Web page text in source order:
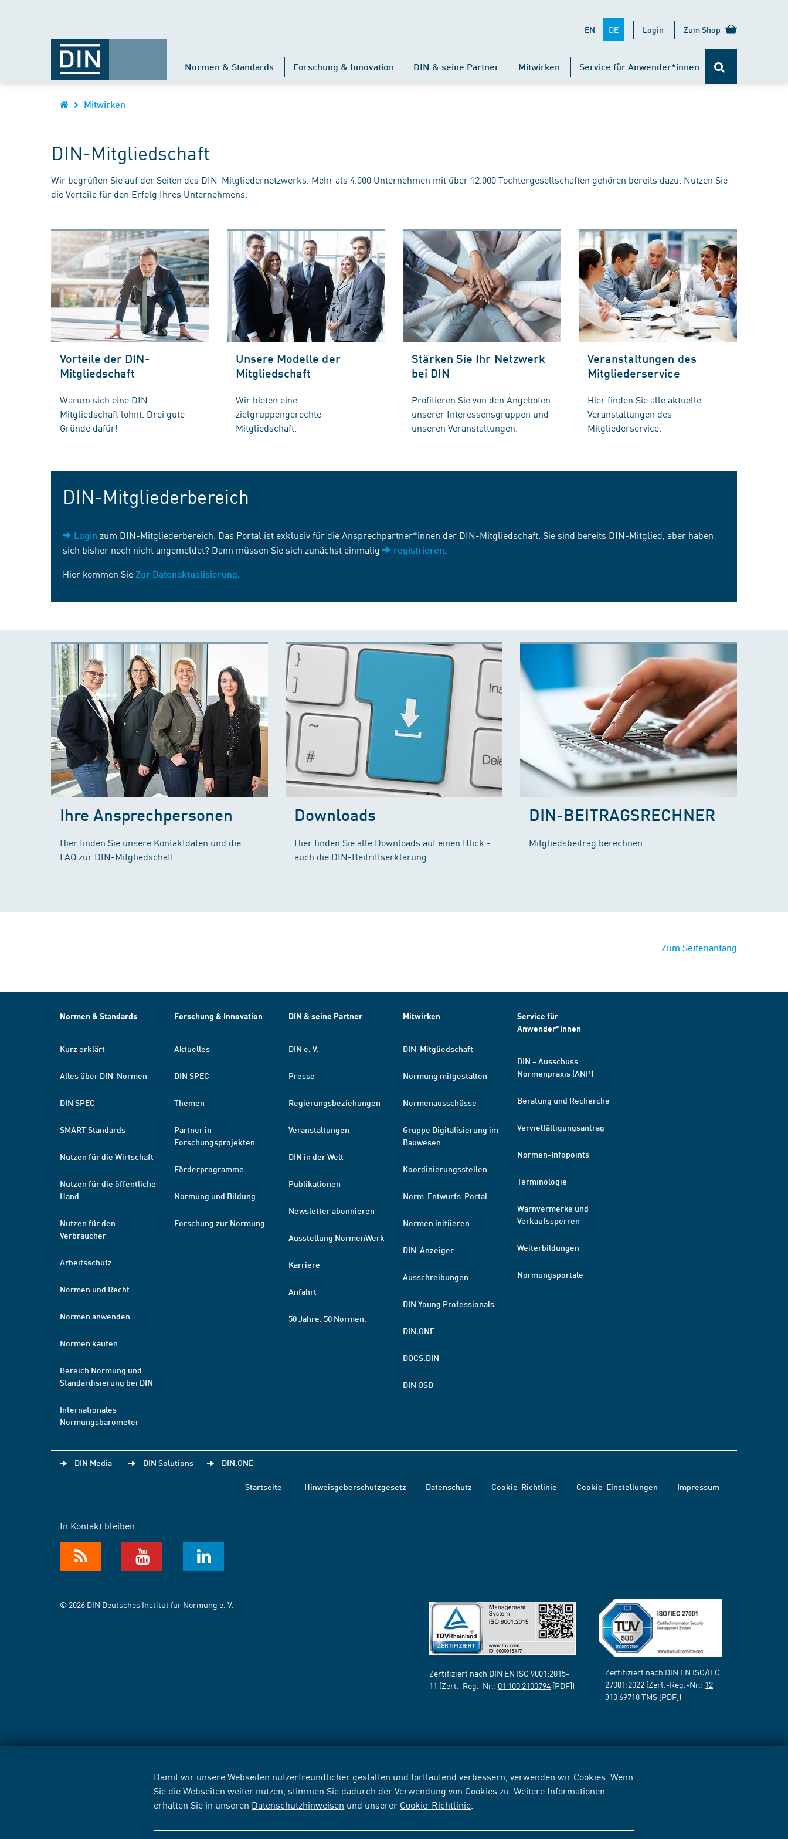
Damit wir unsere Webseiten nutzerfreundlicher gestalten und fortlaufend verbessern, verwenden wir Cookies. Wenn
Sie die Webseiten weiter nutzen, stimmen Sie dadurch der Verwendung von Cookies zu. Weitere Informationen
erhalten Sie in unseren Datenschutzhinweisen und unserer Cookie-Richtlinie
EN DE Login Zum Shop
Normen & Standards Forschung & Innovation DIN & seine Partner Mitwirken Service für Anwender*innen
Mitwirken
DIN-Mitgliedschaft
Wir begrüßen Sie auf der Seiten des DIN-Mitgliedernetzwerks. Mehr als 4.000 Unternehmen mit über 12.000 Tochtergesellschaften gehören bereits dazu. Nutzen Sie
die Vorteile für den Erfolg Ihres Unternehmens.
Vorteile der DIN-
Mitgliedschaft
Warum sich eine DIN-
Mitgliedschaft lohnt. Drei gute
Gründe dafür!
Unsere Modelle der
Mitgliedschaft
Wir bieten eine
zielgruppengerechte
Mitgliedschaft.
Stärken Sie Ihr Netzwerk
bei DIN
Profitieren Sie von den Angeboten
unserer Interessensgruppen und
unseren Veranstaltungen.
Veranstaltungen des
Mitgliederservice
Hier finden Sie alle aktuelle
Veranstaltungen des
Mitgliederservice.
DIN-Mitgliederbereich
Login zum DIN-Mitgliederbereich. Das Portal ist exklusiv für die Ansprechpartner*innen der DIN-Mitgliedschaft. Sie sind bereits DIN-Mitglied, aber haben
sich bisher noch nicht angemeldet? Dann müssen Sie sich zunächst einmalig
registrieren
Hier kommen Sie Zur Datenaktualisierung.
Ihre Ansprechpersonen
Hier finden Sie unsere Kontaktdaten und die
FAQ zur DIN-Mitgliedschaft.
Downloads
Hier finden Sie alle Downloads auf einen Blick -
auch die DIN-Beitrittserklärung.
DIN-BEITRAGSRECHNER
Mitgliedsbeitrag berechnen.
Zum Seitenanfang
Normen & Standards
Kurz erklärt
Alles über DIN-Normen
DIN SPEC
SMART Standards
Nutzen für die Wirtschaft
Nutzen für die öffentliche
Hand
Nutzen für den
Verbraucher
Arbeitsschutz
Normen und Recht
Normen anwenden
Normen kaufen
Bereich Normung und
Standardisierung bei DIN
Internationales
Normungsbarometer
Forschung & Innovation
Aktuelles
DIN SPEC
Themen
Partner in
Forschungsprojekten
Förderprogramme
Normung und Bildung
Forschung zur Normung
DIN & seine Partner
DIN e. V.
Presse
Regierungsbeziehungen
Veranstaltungen
DIN in der Welt
Publikationen
Newsletter abonnieren
Ausstellung NormenWerk
Karriere
Anfahrt
50 Jahre. 50 Normen.
Mitwirken
DIN-Mitgliedschaft
Normung mitgestalten
Normenausschüsse
Gruppe Digitalisierung im
Bauwesen
Koordinierungsstellen
Norm-Entwurfs-Portal
Normen initiieren
DIN-Anzeiger
Ausschreibungen
DIN Young Professionals
DIN.ONE
DOCS.DIN
DIN OSD
Service für
Anwender*innen
DIN – Ausschuss
Normenpraxis (ANP)
Beratung und Recherche
Vervielfältigungsantrag
Normen-Infopoints
Terminologie
Warnvermerke und
Verkaufssperren
Weiterbildungen
Normungsportale
DIN Media DIN Solutions DIN.ONE
Startseite Hinweisgeberschutzgesetz Datenschutz Cookie-Richtlinie Cookie-Einstellungen Impressum
In Kontakt bleiben
© 2026 DIN Deutsches Institut für Normung e. V.
Zertifiziert nach DIN EN ISO 9001:2015-
11 (Zert.-Reg.-Nr.: 01 100 2100794 [PDF])
Zertifiziert nach DIN EN ISO/IEC
27001:2022 (Zert.-Reg.-Nr.: 12
310 69718 TMS [PDF])